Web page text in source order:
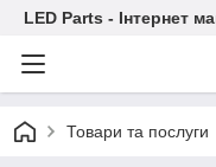
LED Parts - Інтернет
Товари та послуги